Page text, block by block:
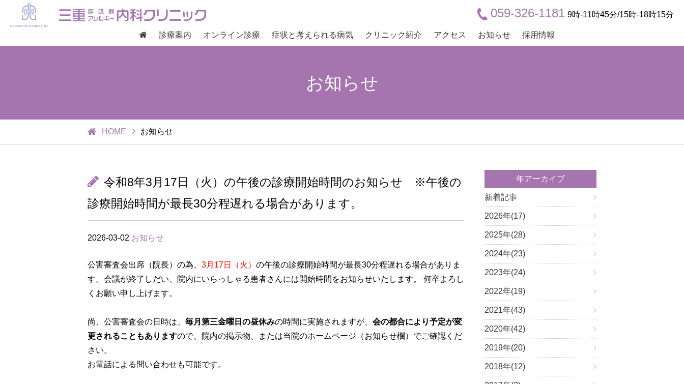
診療案内 オンライン診療 症状と考えられる病気 クリニック紹介 アクセス お知らせ 採用情報
059-326-1181 9時-11時45分/15時-18時15分
お知らせ
HOME お知らせ
令和8年3月17日（火）の午後の診療開始時間のお知らせ ※午後の
診療開始時間が最長30分程遅れる場合があります。
2026-03-02 お知らせ
公害審査会出席（院長）の為、 3月17日（火） の午後の診療開始時間が最長30分程遅れる場合がありま
す。会議が終了しだい、院内にいらっしゃる患者さんには開始時間をお知らせいたします。 何卒よろし
くお願い申し上げます。
尚、公害審査会の日時は、 毎月第三金曜日の昼休みの時間に実施されますが、 会の都合により予定が変
更されることもありますので、院内の掲示物、または当院のホームページ（お知らせ欄）でご確認くだ
さい。
お電話による問い合わせも可能です。
年アーカイブ
新着記事
2026年(17)
2025年(28)
2024年(23)
2023年(24)
2022年(19)
2021年(43)
2020年(42)
2019年(20)
2018年(12)